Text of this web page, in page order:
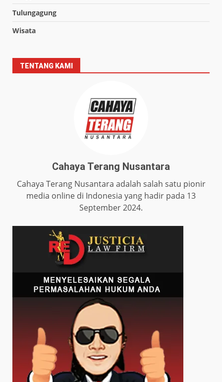
Tulungagung
Wisata
TENTANG KAMI
Cahaya Terang Nusantara
Cahaya Terang Nusantara adalah salah satu pionir
media online di Indonesia yang hadir pada 13
September 2024.